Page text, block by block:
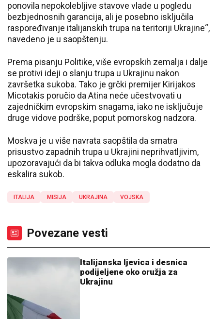
ponovila nepokolebljive stavove vlade u pogledu
bezbjednosnih garancija, ali je posebno isključila
raspoređivanje italijanskih trupa na teritoriji Ukrajine“,
navedeno je u saopštenju.
Prema pisanju Politike, više evropskih zemalja i dalje
se protivi ideji o slanju trupa u Ukrajinu nakon
završetka sukoba. Tako je grčki premijer Kirijakos
Micotakis poručio da Atina neće učestvovati u
zajedničkim evropskim snagama, iako ne isključuje
druge vidove podrške, poput pomorskog nadzora.
Moskva je u više navrata saopštila da smatra
prisustvo zapadnih trupa u Ukrajini neprihvatljivim,
upozoravajući da bi takva odluka mogla dodatno da
eskalira sukob.
ITALIJA MISIJA UKRAJINA VOJSKA
Povezane vesti
Italijanska ljevica i desnica
podijeljene oko oružja za
Ukrajinu